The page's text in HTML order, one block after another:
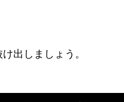
出しましょう。